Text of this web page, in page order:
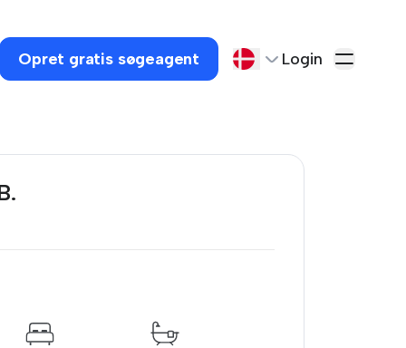
Opret gratis søgeagent Login